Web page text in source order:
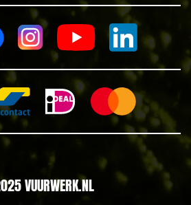
VUURWERK.NL